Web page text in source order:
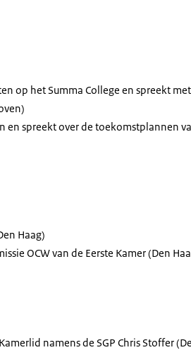
op het Summa College en spreekt
en spreekt over de toekomstplannen
Haag)
OCW van de Eerste Kamer (Den
namens de SGP Chris Stoffer